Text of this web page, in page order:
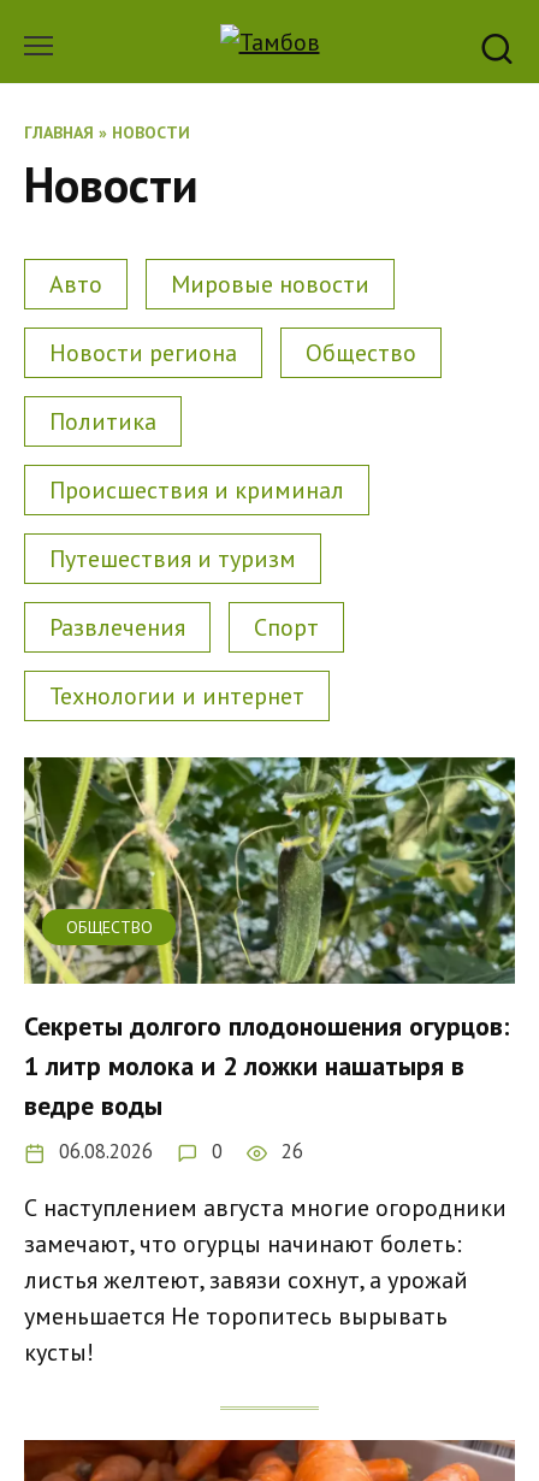
содержанию
ГЛАВНАЯ » НОВОСТИ
Новости
Авто Мировые новости
Новости региона Общество
Политика
Происшествия и криминал
Путешествия и туризм
Развлечения Спорт
Технологии и интернет
ОБЩЕСТВО
Секреты долгого плодоношения огурцов:
1 литр молока и 2 ложки нашатыря в
ведре воды
06.08.2026 0 26
С наступлением августа многие огородники
замечают, что огурцы начинают болеть:
листья желтеют, завязи сохнут, а урожай
уменьшается Не торопитесь вырывать
кусты!